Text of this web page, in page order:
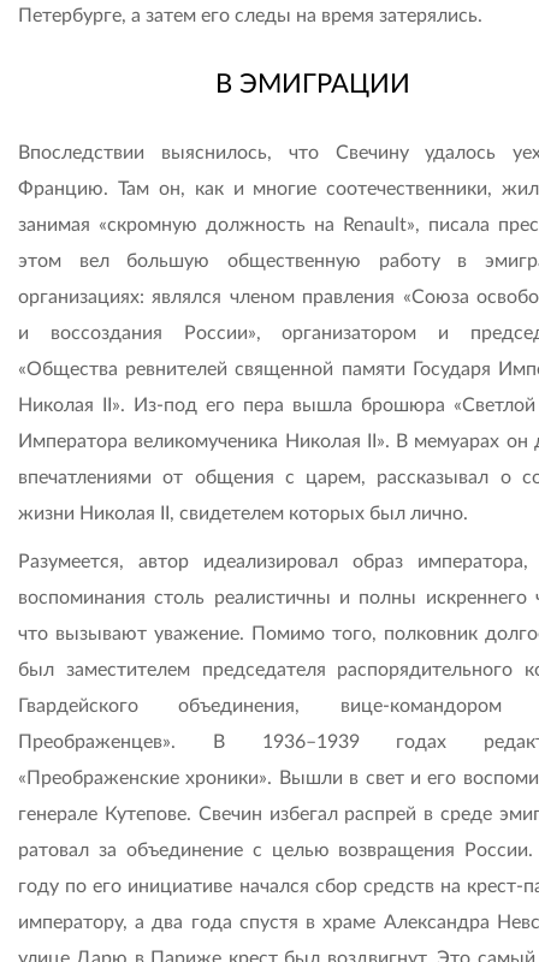
Петербурге, а затем его следы на время затерялись.
В ЭМИГРАЦИИ
Впоследствии выяснилось, что Свечину удалось
Францию. Там он, как и многие соотечественники,
занимая «скромную должность на Renault», писала
этом вел большую общественную работу в
организациях: являлся членом правления «Союза
и воссоздания России», организатором и
«Общества ревнителей священной памяти Государя
Николая II». Из-под его пера вышла брошюра «Светлой
Императора великомученика Николая II». В мемуарах он
впечатлениями от общения с царем, рассказывал о
жизни Николая II, свидетелем которых был лично.
Разумеется, автор идеализировал образ
воспоминания столь реалистичны и полны искреннего
что вызывают уважение. Помимо того, полковник
был заместителем председателя распорядительного
Гвардейского объединения, вице-командором
Преображенцев». В 1936–1939 годах
«Преображенские хроники». Вышли в свет и его
генерале Кутепове. Свечин избегал распрей в среде
ратовал за объединение с целью возвращения
году по его инициативе начался сбор средств на крест-
императору, а два года спустя в храме Александра